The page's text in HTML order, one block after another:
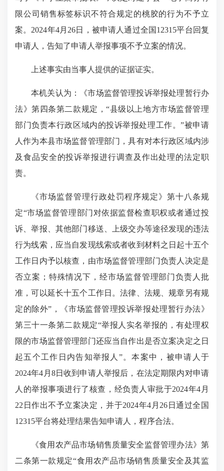
限公司销售标签标识不符合规定的桃胶的行为不予立
案。2024年4月26日，被申请人通过全国12315平台回复
申请人，告知了申请人举报事项不予立案的情况。
上述事实由当事人提供的证据证实。
本机关认为：《市场监督管理投诉举报处理暂行办
法》第四条第二款规定，“县级以上地方市场监督管理
部门负责本行政区域内的投诉举报处理工作。”被申请
人作为本县市场监督管理部门，具有对本行政区域内涉
及食品安全的投诉举报进行调查及作出处理的法定职
责。
《市场监督管理行政处罚程序规定》第十八条规
定“市场监督管理部门对依据监督检查职权或者通过投
诉、举报、其他部门移送、上级交办等途径发现的违法
行为线索，应当自发现线索或者收到材料之日起十五个
工作日内予以核查，由市场监督管理部门负责人决定是
否立案；特殊情况下，经市场监督管理部门负责人批
准，可以延长十五个工作日。法律、法规、规章另有规
定的除外”，《市场监督管理投诉举报处理暂行办法》
第三十一条第二款规定“举报人实名举报的，有处理权
限的市场监督管理部门还应当自作出是否立案决定之日
起五个工作日内告知举报人”。本案中，被申请人于
2024年4月8日收到申请人举报后，在法定期限内对申请
人的举报事项进行了核查，经负责人审批于2024年4月
22日作出不予立案决定，并于2024年4月26日通过全国
12315平台将处理结果告知申请人，程序合法。
《食用农产品市场销售质量安全监督管理办法》第
二条第一款规定“食用农产品市场销售质量安全及其监